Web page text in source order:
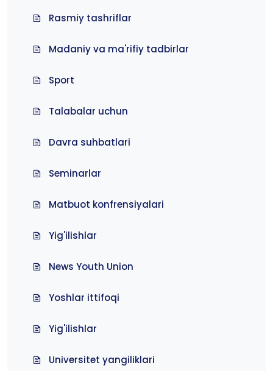
Rasmiy tashriflar
Madaniy va ma'rifiy tadbirlar
Sport
Talabalar uchun
Davra suhbatlari
Seminarlar
Matbuot konfrensiyalari
Yig'ilishlar
News Youth Union
Yoshlar ittifoqi
Yig'ilishlar
Universitet yangiliklari